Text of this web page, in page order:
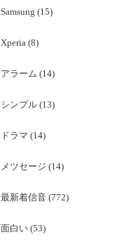
Samsung (15)
Xperia (8)
アラーム (14)
シンプル (13)
ドラマ (14)
メツセージ (14)
最新着信音 (772)
面白い (53)